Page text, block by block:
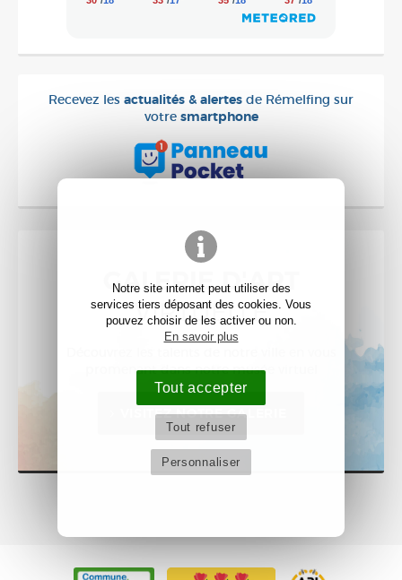
Notre site internet peut utiliser des
services tiers déposant des cookies. Vous
pouvez choisir de les activer ou non.
En savoir plus
Tout accepter
Tout refuser
Personnaliser
Recevez les actualités & alertes de Rémelfing sur
votre smartphone
GALERIE D'ART
VIRTUELLE
promenant dans notre musée virtuel
VISITEZ NOTRE GALERIE